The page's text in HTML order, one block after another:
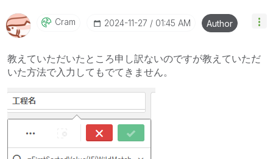
Cram ‎2024-11-27 01:45 AM Author
教えていただいたところ申し訳ないのですが教えていただ
いた方法で入力してもでてきません。